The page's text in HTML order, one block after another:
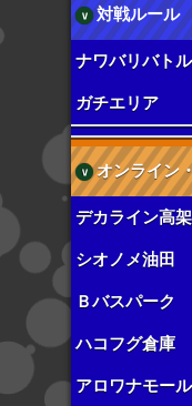
対戦ルール
ナワバリバトル
ガチエリア
オンライン
デカライン高
シオノメ油田
Ｂバスパーク
ハコフグ倉庫
アロワナモール